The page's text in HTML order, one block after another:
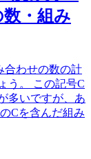
・組み
合わせの数の計
う。 この記号C
多いですが、あ
Cを含んだ組み